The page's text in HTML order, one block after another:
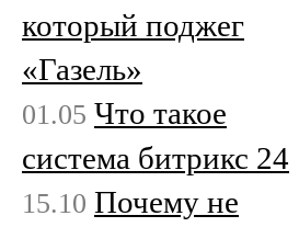
который поджег
«Газель»
01.05 Что такое
система битрикс 24
15.10 Почему не